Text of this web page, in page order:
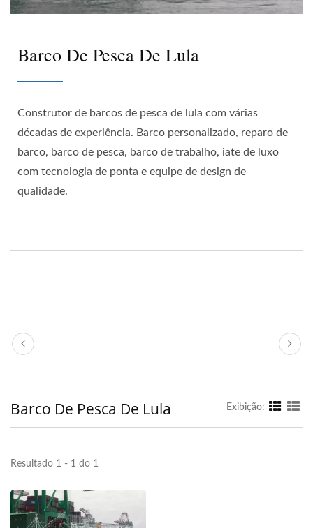
Barco De Pesca De Lula
Construtor de barcos de pesca de lula com várias
décadas de experiência. Barco personalizado, reparo de
barco, barco de pesca, barco de trabalho, iate de luxo
com tecnologia de ponta e equipe de design de
qualidade.
Barco De Pesca De Lula Exibição:
Resultado 1 - 1 do 1